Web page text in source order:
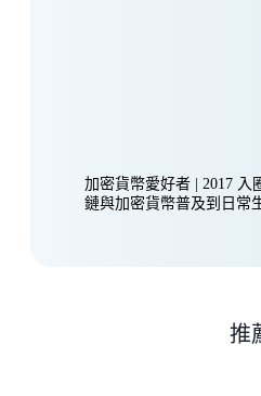
加密貨幣愛好者 | 2017
鏈與加密貨幣普及到日常
推